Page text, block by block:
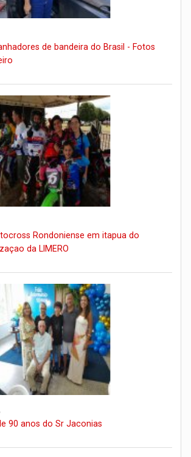
de bandeira do Brasil - Fotos
Rondoniense em itapua do
da LIMERO
90 anos do Sr Jaconias